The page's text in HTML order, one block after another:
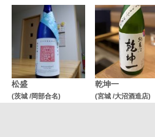
松盛
(茨城 /岡部合名)
乾坤一
(宮城 /大沼酒造店)